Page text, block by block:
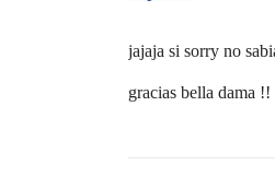
jajaja si sorry no
gracias bella dama !!